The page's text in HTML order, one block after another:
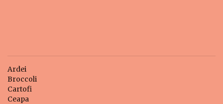
Ardei
Broccoli
Cartofi
Ceapa